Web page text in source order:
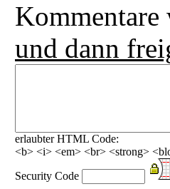
und dann
erlaubter HTML Code:
<b> <i> <em> <br> <strong>
Security Code